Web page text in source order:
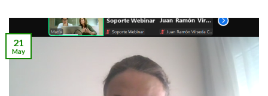
21
May